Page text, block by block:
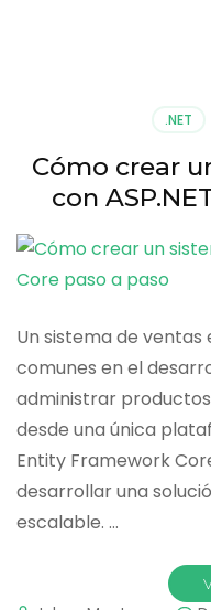
.NET
Cómo crear
con
Un sistema de ventas
comunes en el
administrar
desde una única
Entity Framework
desarrollar una
escalable. …